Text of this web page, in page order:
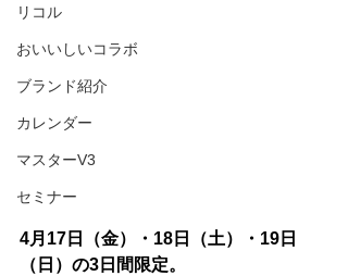
リコル
おいいしいコラボ
ブランド紹介
カレンダー
マスターV3
セミナー
4月17日（金）・18日（土）・19日
（日）の3日間限定。